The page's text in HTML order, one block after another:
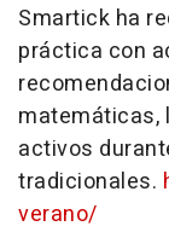
Smartick ha
práctica con
matemáticas,
activos
tradicionales.
verano/